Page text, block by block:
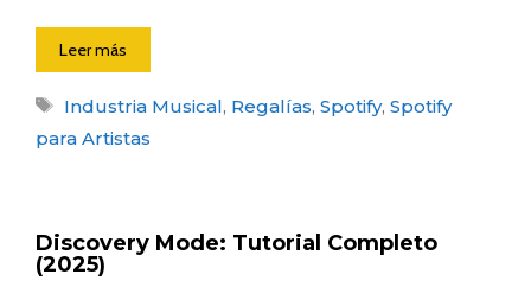
Leer más
Etiquetas
Industria Musical, Regalías, Spotify, Spotify
para Artistas
Discovery Mode: Tutorial Completo
(2025)